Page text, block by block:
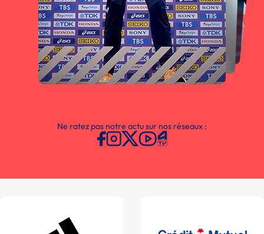
Ne ratez pas notre actu sur nos réseaux :